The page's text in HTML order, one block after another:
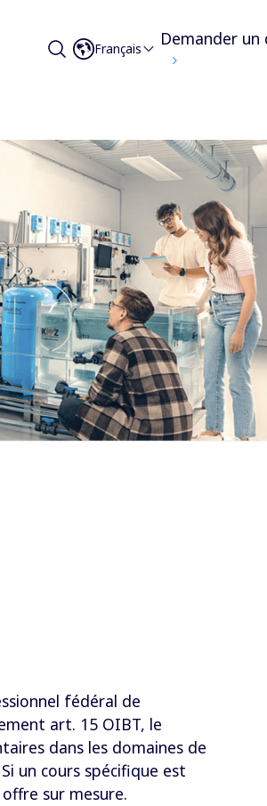
Français Demander un
fédéral de
art. 15 OIBT, le
dans les domaines de
un cours spécifique est
sur mesure.